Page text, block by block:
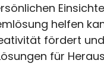
helfen
fördert
für